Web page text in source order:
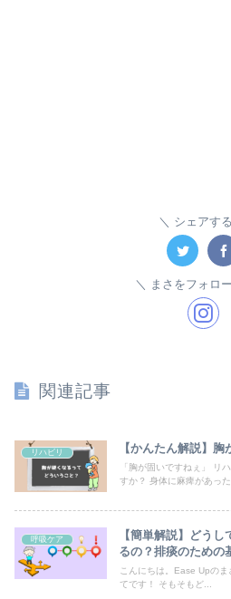
シェアする
まさをフォロ
関連記事
リハビリ 【かんたん解説】
「胸が固いですねぇ」 リ
すか？ 身体に麻痺があった
呼吸ケア
【簡単解説】どう
るの？排痰のための
こんにちは。Ease Upの
てです！ そもそもど...